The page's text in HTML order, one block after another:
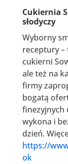
Cukiernia
słodyczy
Wyborny
receptury –
cukierni
ale też na
firmy
bogatą
finezyjnych
wykona i
dzień.
https://
ok